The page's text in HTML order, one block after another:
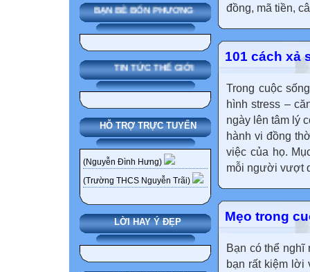
BẠN BÈ BỐN PHƯƠNG
TIN TỨC THẾ GIỚI
HỖ TRỢ TRỰC TUYẾN
(Nguyễn Đình Hưng)
(Trường THCS Nguyễn Trãi)
LỜI HAY Ý ĐẸP
đồng, mã tiền,
101 cách xả
Trong cuộc
hình stress –
ngày lên tâm lý
hành vi đồng
việc của họ.
mỗi người vượt
Mẹo trong
Bạn có thể
bạn rất kiệm